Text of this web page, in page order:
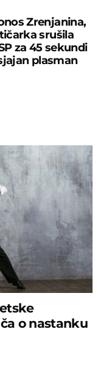
Zrenjanina,
srušila
za 45 sekundi
plasman
o nastanku